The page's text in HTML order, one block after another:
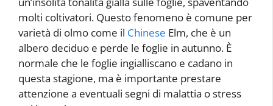
molti coltivatori. Questo fenomeno è comune per
varietà di olmo come il Chinese Elm, che è un
albero deciduo e perde le foglie in autunno. È
normale che le foglie ingialliscano e cadano in
questa stagione, ma è importante prestare
attenzione a eventuali segni di malattia o stress